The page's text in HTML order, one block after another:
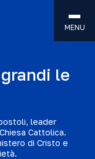
MENU
le
leader
Cattolica.
di Cristo e